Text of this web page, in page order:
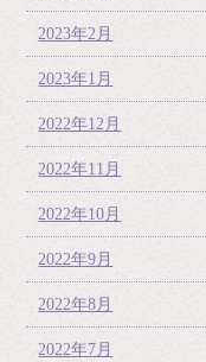
2023年2月
2023年1月
2022年12月
2022年11月
2022年10月
2022年9月
2022年8月
2022年7月